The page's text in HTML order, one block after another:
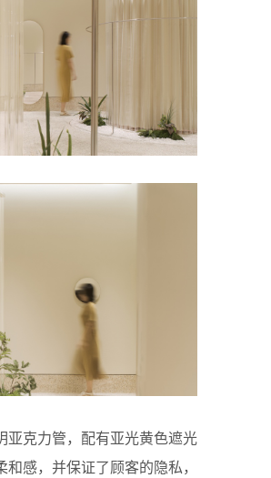
亚克力管，配有亚光黄色遮光
感，并保证了顾客的隐私，